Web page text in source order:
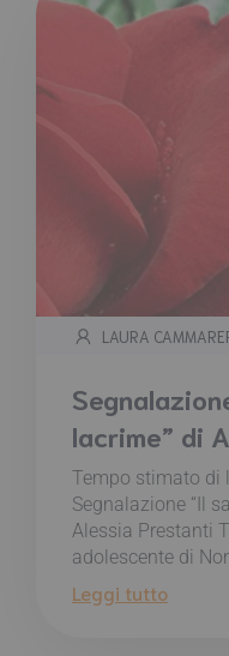
LAURA
lacrime” di
Tempo stimato di
Segnalazione “Il
Alessia Prestanti
adolescente di
Leggi tutto